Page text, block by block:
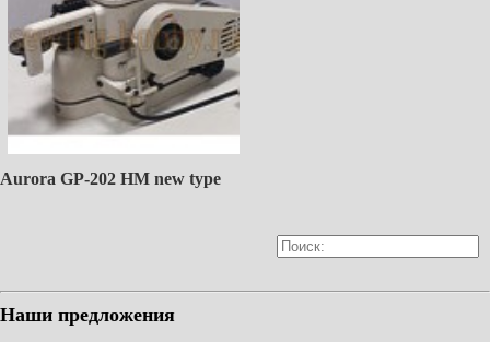
Aurora GP-202 HM new type
Наши предложения